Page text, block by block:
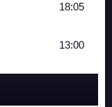
18:05
13:00